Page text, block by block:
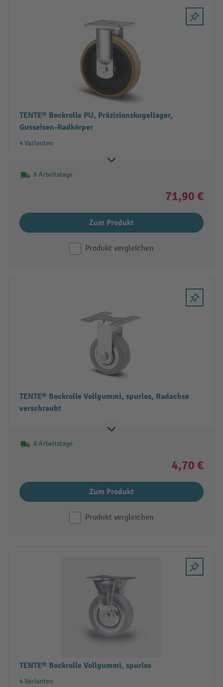
TENTE® Bockrolle PU, Präzisionskugellager,
Gusseisen-Radkörper
4 Varianten
8 Arbeitstage
71,90 €
Zum Produkt
Produkt vergleichen
TENTE® Bockrolle Vollgummi, spurlos, Radachse
verschraubt
8 Arbeitstage
4,70 €
Zum Produkt
Produkt vergleichen
TENTE® Bockrolle Vollgummi, spurlos
4 Varianten